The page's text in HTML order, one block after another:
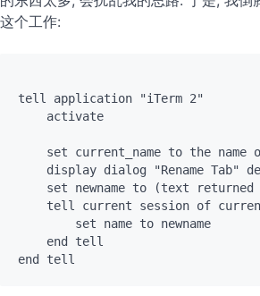
这个工作:
tell application "iTerm 2"
    activate
set current_name to the name
display dialog "Rename Tab"
set newname to (text returned
tell current session of
        set name to newname
    end tell